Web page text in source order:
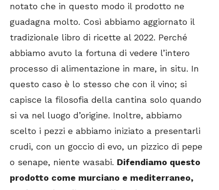
notato che in questo modo il prodotto ne
guadagna molto. Così abbiamo aggiornato il
tradizionale libro di ricette al 2022. Perché
abbiamo avuto la fortuna di vedere l’intero
processo di alimentazione in mare, in situ. In
questo caso è lo stesso che con il vino; si
capisce la filosofia della cantina solo quando
si va nel luogo d’origine. Inoltre, abbiamo
scelto i pezzi e abbiamo iniziato a presentarli
crudi, con un goccio di evo, un pizzico di pepe
o senape, niente wasabi. Difendiamo questo
prodotto come murciano e mediterraneo,